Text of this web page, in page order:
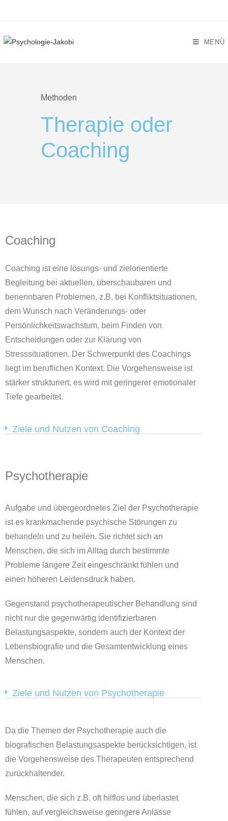
MENÜ
Methoden
Therapie oder
Coaching
Coaching
Coaching ist eine lösungs- und zielorientierte
Begleitung bei aktuellen, überschaubaren und
benennbaren Problemen, z.B. bei Konfliktsituationen,
dem Wunsch nach Veränderungs- oder
Persönlichkeitswachstum, beim Finden von
Entscheidungen oder zur Klärung von
Stresssituationen. Der Schwerpunkt des Coachings
liegt im beruflichen Kontext. Die Vorgehensweise ist
stärker strukturiert, es wird mit geringerer emotionaler
Tiefe gearbeitet.
Ziele und Nutzen von Coaching
Psychotherapie
Aufgabe und übergeordnetes Ziel der Psychotherapie
ist es krankmachende psychische Störungen zu
behandeln und zu heilen. Sie richtet sich an
Menschen, die sich im Alltag durch bestimmte
Probleme längere Zeit eingeschränkt fühlen und
einen höheren Leidensdruck haben.
Gegenstand psychotherapeutischer Behandlung sind
nicht nur die gegenwärtig identifizierbaren
Belastungsaspekte, sondern auch der Kontext der
Lebensbiografie und die Gesamtentwicklung eines
Menschen.
Ziele und Nutzen von Psychotherapie
Da die Themen der Psychotherapie auch die
biografischen Belastungsaspekte berücksichtigen, ist
die Vorgehensweise des Therapeuten entsprechend
zurückhaltender.
Menschen, die sich z.B. oft hilflos und überlastet
fühlen, auf vergleichsweise geringere Anlässe